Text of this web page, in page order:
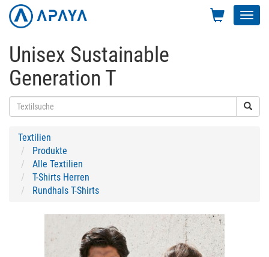
Unisex Sustainable
Generation T
Textilien
Produkte
Alle Textilien
T-Shirts Herren
Rundhals T-Shirts
Previous Next